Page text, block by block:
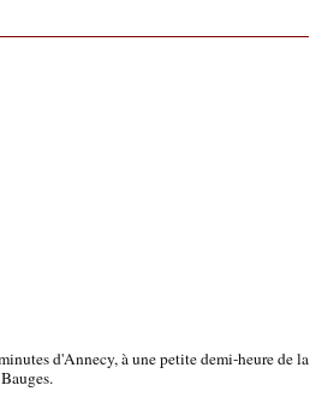
d'Annecy, à une petite demi-heure de la